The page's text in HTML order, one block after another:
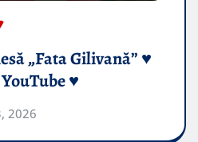
„Fata Gilivană” ♥️
♥️
2026